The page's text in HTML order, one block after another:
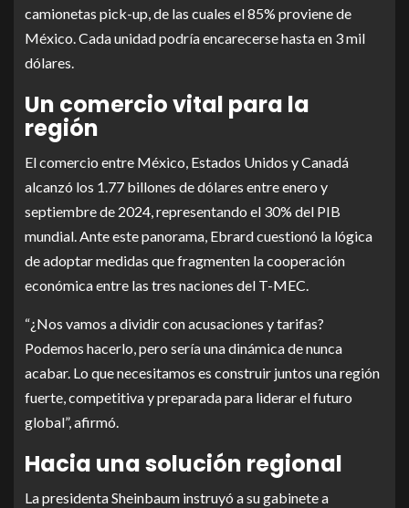
camionetas pick-up, de las cuales el 85% proviene de
México. Cada unidad podría encarecerse hasta en 3 mil
dólares.
Un comercio vital para la
región
El comercio entre México, Estados Unidos y Canadá
alcanzó los 1.77 billones de dólares entre enero y
septiembre de 2024, representando el 30% del PIB
mundial. Ante este panorama, Ebrard cuestionó la lógica
de adoptar medidas que fragmenten la cooperación
económica entre las tres naciones del T-MEC.
“¿Nos vamos a dividir con acusaciones y tarifas?
Podemos hacerlo, pero sería una dinámica de nunca
acabar. Lo que necesitamos es construir juntos una región
fuerte, competitiva y preparada para liderar el futuro
global”, afirmó.
Hacia una solución regional
La presidenta Sheinbaum instruyó a su gabinete a